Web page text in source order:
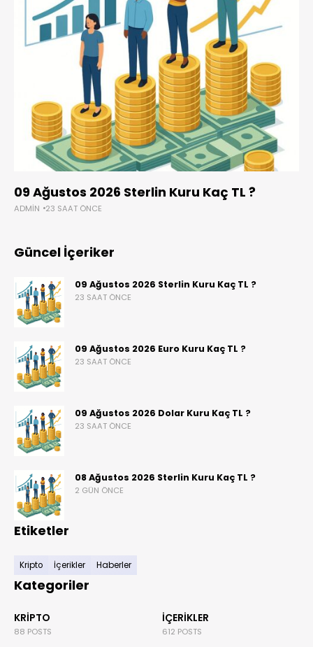
09 Ağustos 2026 Sterlin Kuru Kaç TL ?
ADMIN 23 SAAT ÖNCE
Güncel İçeriker
09 Ağustos 2026 Sterlin Kuru Kaç TL ?
23 SAAT ÖNCE
09 Ağustos 2026 Euro Kuru Kaç TL ?
23 SAAT ÖNCE
09 Ağustos 2026 Dolar Kuru Kaç TL ?
23 SAAT ÖNCE
08 Ağustos 2026 Sterlin Kuru Kaç TL ?
2 GÜN ÖNCE
Etiketler
Kripto İçerikler Haberler
Kategoriler
KRIPTO
88 POSTS
İÇERIKLER
612 POSTS